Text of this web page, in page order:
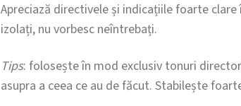
Apreciază directivele și indicațiile foarte
izolați, nu vorbesc neîntrebați.
Tips: folosește în mod exclusiv tonuri
asupra a ceea ce au de făcut. Stabilește